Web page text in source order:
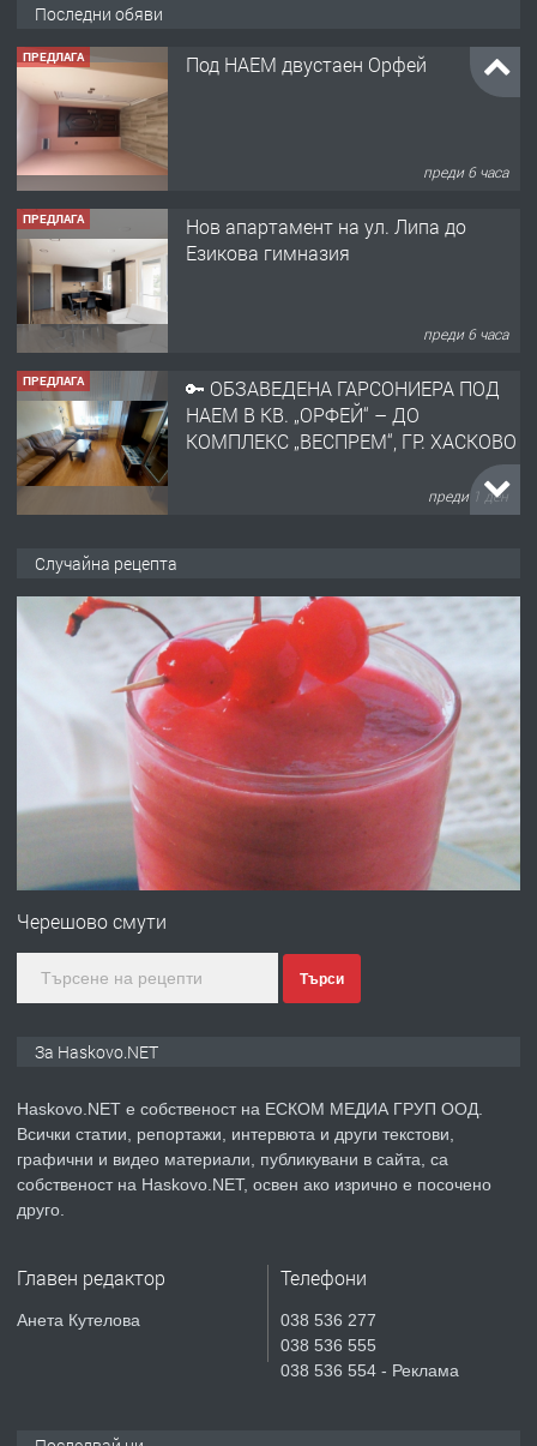
Последни обяви
ПРЕДЛАГА Под НАЕМ двустаен Орфей
преди 6 часа
ПРЕДЛАГА
Нов апартамент на ул. Липа до
Езикова гимназия
преди 6 часа
ПРЕДЛАГА
🔑 ОБЗАВЕДЕНА ГАРСОНИЕРА ПОД
НАЕМ В КВ. „ОРФЕЙ“ – ДО
КОМПЛЕКС „ВЕСПРЕМ“, ГР. ХАСКОВО
преди 1 ден
АПАРТАМЕНТ В ЦЕНТЪРА НА ГР.
ХАСКОВО
преди 2 дни
Давам гараж под наем
преди 2 дни
№4120 Магазин/Офис под наем в кв.
преди 3 дни
ПРЕДЛАГА
Продавам парцел в гр. Хасково кв.
СГЛОБЯВАНЕ НА МЕБЕЛИ.
Случайна рецепта
Черешово смути
Търси
За Haskovo.NET
Haskovo.NET е собственост на ЕСКОМ МЕДИА ГРУП ООД.
Всички статии, репортажи, интервюта и други текстови,
графични и видео материали, публикувани в сайта, са
собственост на Haskovo.NET, освен ако изрично е посочено
друго.
Главен редактор
Анета Кутелова
Телефони
038 536 277
038 536 555
038 536 554 - Реклама